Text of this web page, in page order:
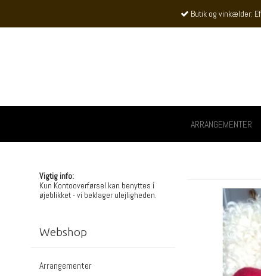
Butik og vinkælder:
ARRANGEMENTER
Vigtig info:
Kun Kontooverførsel kan benyttes í
øjeblikket - vi beklager ulejligheden.
Webshop
Arrangementer